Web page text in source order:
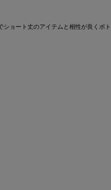
ョート丈のアイテムと相性が良くボ